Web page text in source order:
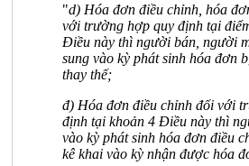
"d) Hóa đơn điều chỉnh, hóa
với trường hợp quy định tại
Điều này thì người bán, người
sung vào kỳ phát sinh hóa đơn
thay thế;
đ) Hóa đơn điều chỉnh đối với
định tại khoản 4 Điều này thì
vào kỳ phát sinh hóa đơn điều
kê khai vào kỳ nhận được hóa